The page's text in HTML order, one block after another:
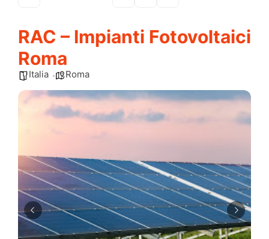
RAC – Impianti Fotovoltaici
Roma
Italia Roma